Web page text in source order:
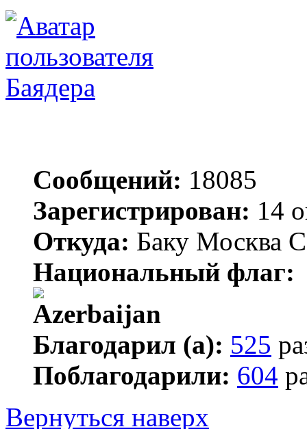
Баядера
Сообщений: 18085
Зарегистрирован: 14
Откуда: Баку Москва
Национальный флаг:
Благодарил (а): 525
Поблагодарили: 604
Вернуться наверх